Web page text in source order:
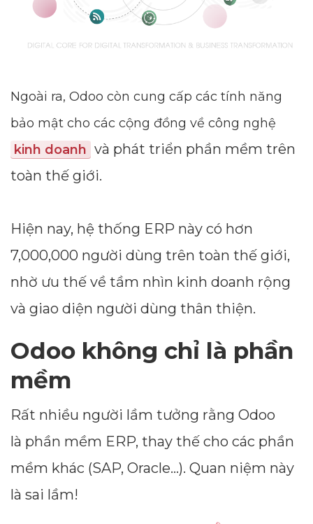
Ngoài ra, Odoo còn cung cấp các tính năng
bảo mật cho các cộng đồng về công nghệ
kinh doanh và phát triển phần mềm trên
toàn thế giới.
Hiện nay, hệ thống ERP này có hơn
7,000,000 người dùng trên toàn thế giới,
nhờ ưu thế về tầm nhìn kinh doanh rộng
và giao diện người dùng thân thiện.
Odoo không chỉ là phần
mềm
Rất nhiều người lầm tưởng rằng Odoo
là phần mềm ERP, thay thế cho các phần
mềm khác (SAP, Oracle...). Quan niệm này
là sai lầm!